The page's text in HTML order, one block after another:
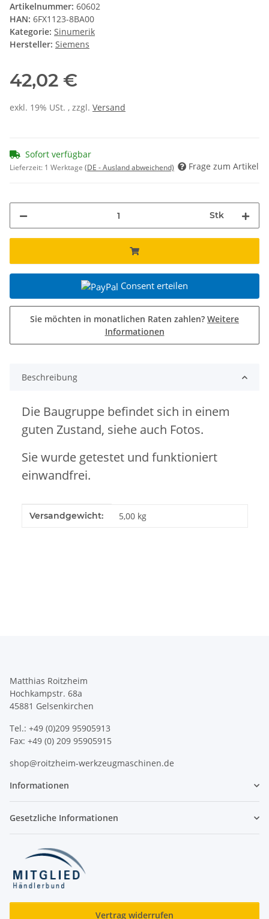
Artikelnummer: 60602
HAN: 6FX1123-8BA00
Kategorie: Sinumerik
Hersteller: Siemens
42,02 €
exkl. 19% USt. , zzgl. Versand
Sofort verfügbar
Lieferzeit: 1 Werktage (DE - Ausland abweichend) Frage zum Artikel
Stk
Consent erteilen
Sie möchten in monatlichen Raten zahlen? Weitere
Informationen
Beschreibung
Die Baugruppe befindet sich in einem
guten Zustand, siehe auch Fotos.
Sie wurde getestet und funktioniert
einwandfrei.
Produkteigenschaft
Wert
Versandgewicht: 5,00 kg
Matthias Roitzheim
Hochkampstr. 68a
45881 Gelsenkirchen
Tel.: +49 (0)209 95905913
Fax: +49 (0) 209 95905915
shop@roitzheim-werkzeugmaschinen.de
Informationen
Gesetzliche Informationen
Vertrag widerrufen